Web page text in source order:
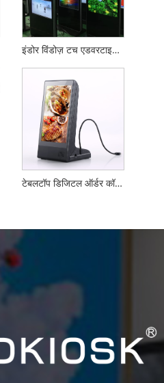
इंडोर विंडोज़ टच एडवरटाइजिंग प्लेयर
टेबलटॉप डिजिटल ऑर्डर कॉल डिस्प्ले वाईफ़ाई रिमोट कंट्रोल